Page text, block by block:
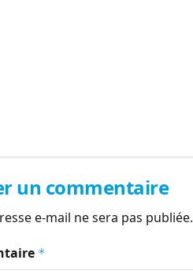
un commentaire
e-mail ne sera pas publiée.
*